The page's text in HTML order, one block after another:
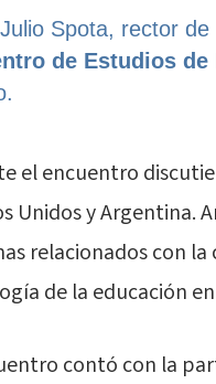
Spota, rector
de Estudios
el encuentro
Unidos y Argentina.
relacionados con
de la educación
contó con la